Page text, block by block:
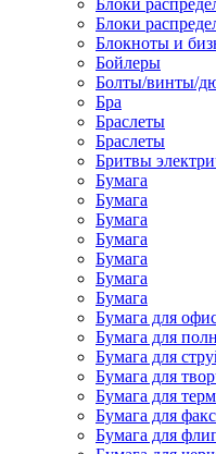
Блоки
Блокноты и
Бойлеры
Болты/винты/
Бра
Браслеты
Браслеты
Бритвы
Бумага
Бумага
Бумага
Бумага
Бумага
Бумага
Бумага
Бумага для
Бумага для
Бумага для
Бумага для
Бумага для
Бумага для
Бумага для